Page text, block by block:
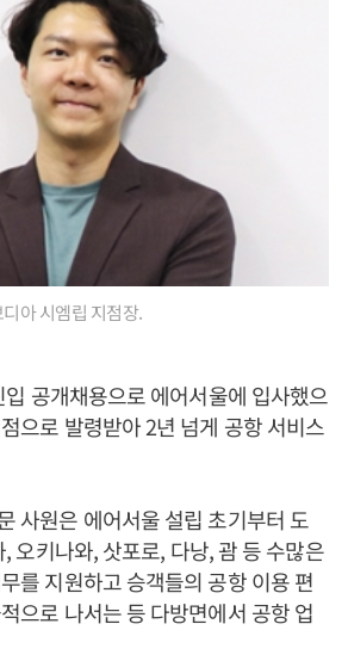
아 시엠립 지점장.
공개채용으로 에어서울에 입사했으
으로 발령받아 2년 넘게 공항 서비스
사원은 에어서울 설립 초기부터 도
오키나와, 삿포로, 다낭, 괌 등 수많은
를 지원하고 승객들의 공항 이용 편
으로 나서는 등 다방면에서 공항 업